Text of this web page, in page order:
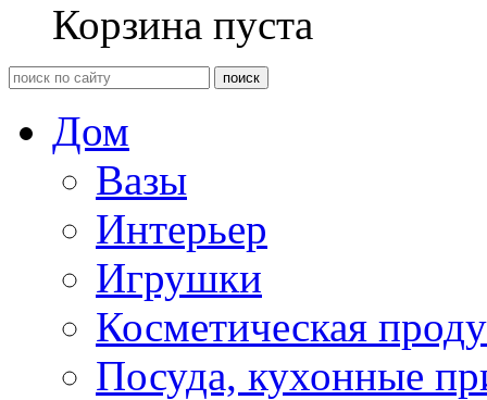
Корзина пуста
Дом
Вазы
Интерьер
Игрушки
Косметическая
Посуда, кухонные